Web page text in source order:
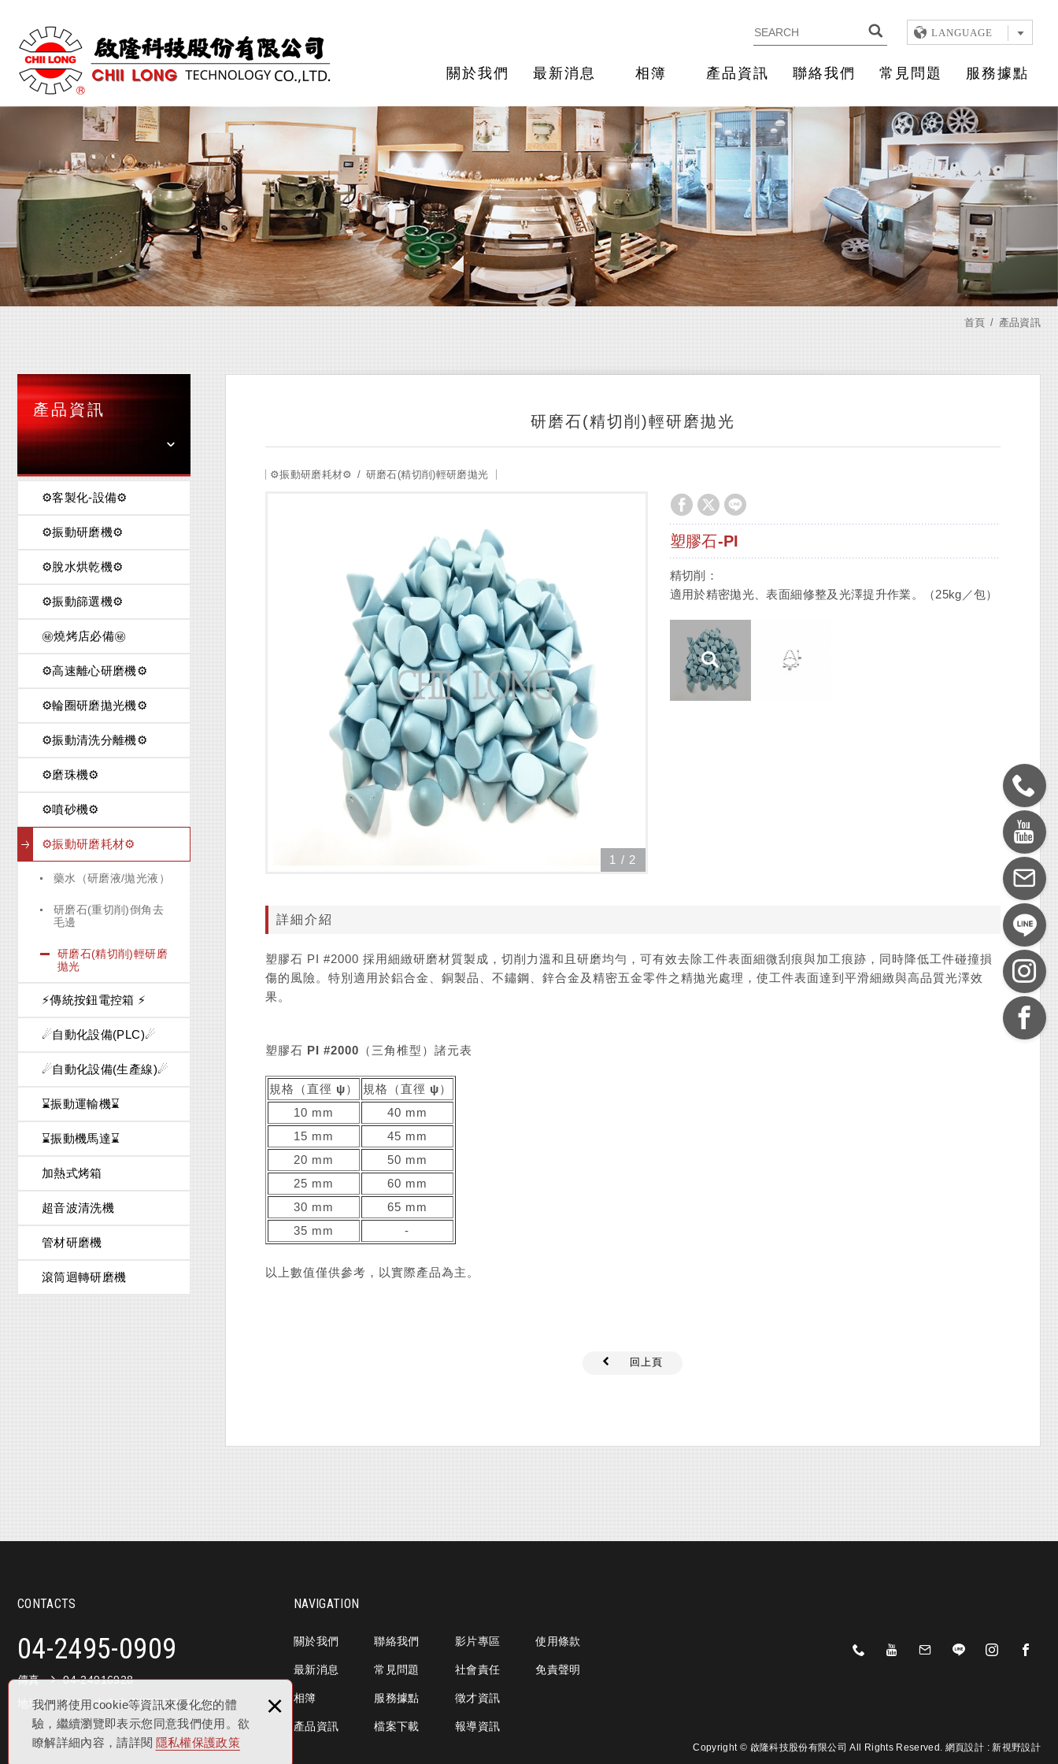
我們將使用cookie等資訊來優化您的體
驗，繼續瀏覽即表示您同意我們使用。欲
瞭解詳細內容，請詳閱 隱私權保護政策
×
LANGUAGE
關於我們 最新消息 相簿 產品資訊 聯絡我們 常見問題 服務據點
首頁 產品資訊
產品資訊
⚙️客製化-設備⚙️
⚙️振動研磨機⚙️
⚙️脫水烘乾機⚙️
⚙️振動篩選機⚙️
㊙️燒烤店必備㊙️
⚙️高速離心研磨機⚙️
⚙️輪圈研磨拋光機⚙️
⚙️振動清洗分離機⚙️
⚙️磨珠機⚙️
⚙️噴砂機⚙️
⚙️振動研磨耗材⚙️
藥水（研磨液/拋光液）
研磨石(重切削)倒角去
毛邊
研磨石(精切削)輕研磨
拋光
⚡傳統按鈕電控箱 ⚡
☄自動化設備(PLC)☄
☄自動化設備(生產線)☄
⌛振動運輸機⌛
⌛振動機馬達⌛
加熱式烤箱
超音波清洗機
管材研磨機
滾筒迴轉研磨機
研磨石(精切削)輕研磨拋光
⚙️振動研磨耗材⚙️ 研磨石(精切削)輕研磨拋光
塑膠石-PI
精切削：
適用於精密拋光、表面細修整及光澤提升作業。（25kg／包）
1 / 2
詳細介紹
塑膠石 PI #2000 採用細緻研磨材質製成，切削力溫和且研磨均勻，可有效去除工件表面細微刮痕與加工痕跡，同時降低工件碰撞損
傷的風險。特別適用於鋁合金、銅製品、不鏽鋼、鋅合金及精密五金零件之精拋光處理，使工件表面達到平滑細緻與高品質光澤效
果。
塑膠石 PI #2000（三角椎型）諸元表
規格（直徑 ψ）
規格（直徑 ψ）
10 mm
40 mm
15 mm
45 mm
20 mm
50 mm
25 mm
60 mm
30 mm
65 mm
35 mm
-
以上數值僅供參考，以實際產品為主。
回上頁
CONTACTS
04-2495-0909
傳真
04-24916928
地址
412台中市大里區西湖路193號
NAVIGATION
關於我們
最新消息
相簿
產品資訊
聯絡我們
常見問題
服務據點
檔案下載
影片專區
社會責任
徵才資訊
報導資訊
使用條款
免責聲明
Copyright © 啟隆科技股份有限公司 All Rights Reserved. 網頁設計 :新視野設計